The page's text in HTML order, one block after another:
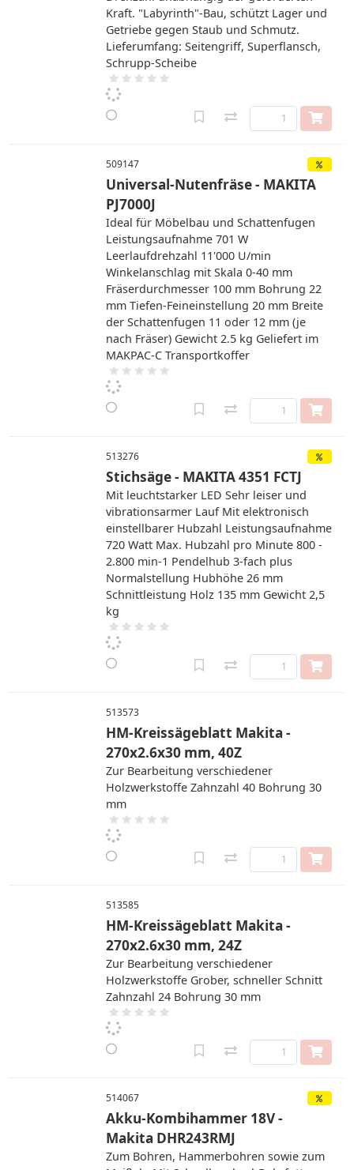
Kraft. "Labyrinth"-Bau, schützt Lager und
Getriebe gegen Staub und Schmutz.
Lieferumfang: Seitengriff, Superflansch,
Schrupp-Scheibe
509147
Universal-Nutenfräse - MAKITA
PJ7000J
Ideal für Möbelbau und Schattenfugen
Leistungsaufnahme 701 W
Leerlaufdrehzahl 11'000 U/min
Winkelanschlag mit Skala 0-40 mm
Fräserdurchmesser 100 mm Bohrung 22
mm Tiefen-Feineinstellung 20 mm Breite
der Schattenfugen 11 oder 12 mm (je
nach Fräser) Gewicht 2.5 kg Geliefert im
MAKPAC-C Transportkoffer
513276
Stichsäge - MAKITA 4351 FCTJ
Mit leuchtstarker LED Sehr leiser und
vibrationsarmer Lauf Mit elektronisch
einstellbarer Hubzahl Leistungsaufnahme
720 Watt Max. Hubzahl pro Minute 800 -
2.800 min-1 Pendelhub 3-fach plus
Normalstellung Hubhöhe 26 mm
Schnittleistung Holz 135 mm Gewicht 2,5
kg
513573
HM-Kreissägeblatt Makita -
270x2.6x30 mm, 40Z
Zur Bearbeitung verschiedener
Holzwerkstoffe Zahnzahl 40 Bohrung 30
mm
513585
HM-Kreissägeblatt Makita -
270x2.6x30 mm, 24Z
Zur Bearbeitung verschiedener
Holzwerkstoffe Grober, schneller Schnitt
Zahnzahl 24 Bohrung 30 mm
514067
Akku-Kombihammer 18V -
Makita DHR243RMJ
Zum Bohren, Hammerbohren sowie zum